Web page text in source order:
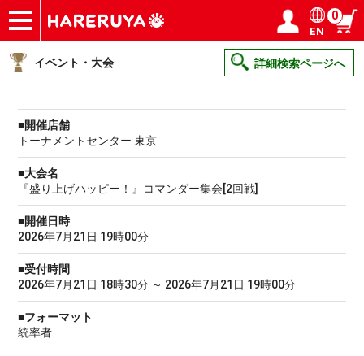
ショップ
買取
記事
デッキ検索
デッキ構築
選手一覧
店舗一覧
イベント
ヘルプ
お問い合わせ ログイン／会員登録
EN
0
イベント・大会 詳細検索ページへ
■開催店舗
トーナメントセンター 東京
■大会名
『盛り上げハッピー！』コマンダー集会[2回戦]
■開催日時
2026年7月21日 19時00分
■受付時間
2026年7月21日 18時30分 ～ 2026年7月21日 19時00分
■フォーマット
統率者